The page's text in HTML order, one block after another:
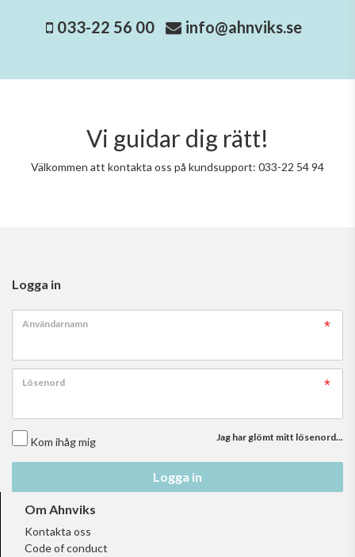
033-22 56 00 info@ahnviks.se
Vi guidar dig rätt!
Välkommen att kontakta oss på kundsupport: 033-22 54 94
Logga in
Användarnamn
Lösenord
Kom ihåg mig Jag har glömt mitt lösenord...
Logga in
Om Ahnviks
Kontakta oss
Code of conduct